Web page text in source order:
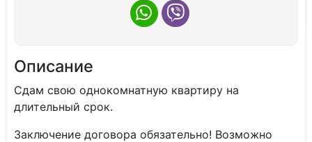
Описание
Сдам свою однокомнатную квартиру на
длительный срок.
Заключение договора обязательно! Возможно